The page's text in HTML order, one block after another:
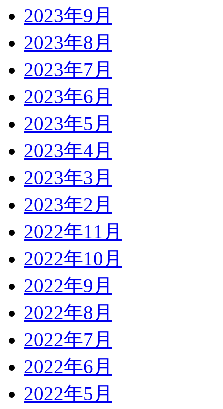
2023年9月
2023年8月
2023年7月
2023年6月
2023年5月
2023年4月
2023年3月
2023年2月
2022年11月
2022年10月
2022年9月
2022年8月
2022年7月
2022年6月
2022年5月